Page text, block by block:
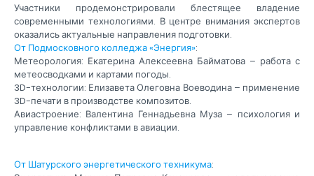
Участники продемонстрировали блестящее владение
современными технологиями. В центре внимания экспертов
оказались актуальные направления подготовки.
От Подмосковного колледжа «Энергия»:
Метеорология: Екатерина Алексеевна Байматова – работа с
метеосводками и картами погоды.
3D-технологии: Елизавета Олеговна Воеводина – применение
3D-печати в производстве композитов.
Авиастроение: Валентина Геннадьевна Муза – психология и
управление конфликтами в авиации.
От Шатурского энергетического техникума: